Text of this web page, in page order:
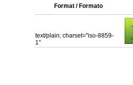
Format / Formato
text/plain; charset="iso-8859-
1"